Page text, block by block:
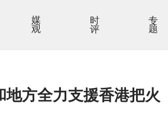
媒观 时评 专题
方全力支援香港把火